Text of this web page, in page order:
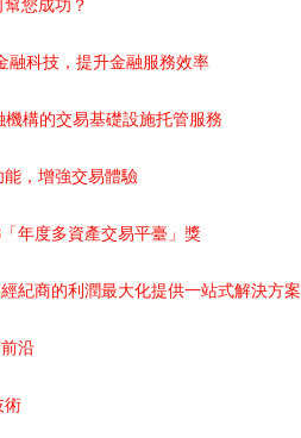
您成功？
融科技，提升金融服務效率
構的交易基礎設施托管服務
，增強交易體驗
年度多資產交易平臺」獎
紀商的利潤最大化提供一站式解決方案
沿
術